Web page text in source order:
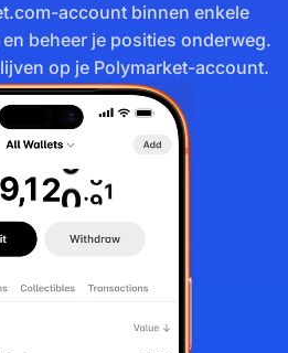
account binnen enkele
beheer je posities onderweg.
op je Polymarket-account.